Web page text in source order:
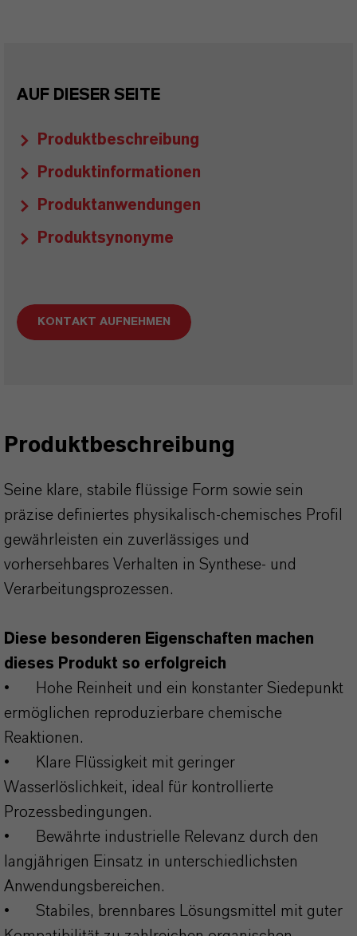
AUF DIESER SEITE
Produktbeschreibung
Produktinformationen
Produktanwendungen
Produktsynonyme
KONTAKT AUFNEHMEN
Produktbeschreibung
Seine klare, stabile flüssige Form sowie sein
präzise definiertes physikalisch-chemisches Profil
gewährleisten ein zuverlässiges und
vorhersehbares Verhalten in Synthese- und
Verarbeitungsprozessen.
Diese besonderen Eigenschaften machen
dieses Produkt so erfolgreich
•
Hohe Reinheit und ein konstanter Siedepunkt
ermöglichen reproduzierbare chemische
Reaktionen.
•
Klare Flüssigkeit mit geringer
Wasserlöslichkeit, ideal für kontrollierte
Prozessbedingungen.
•
Bewährte industrielle Relevanz durch den
langjährigen Einsatz in unterschiedlichsten
Anwendungsbereichen.
•
Stabiles, brennbares Lösungsmittel mit guter